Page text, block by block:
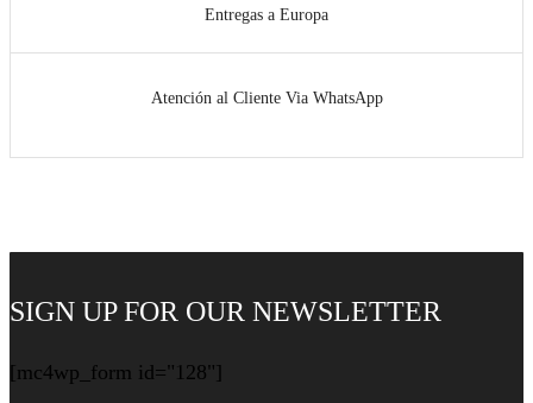
Entregas a Europa
Atención al Cliente Via WhatsApp
SIGN UP FOR OUR NEWSLETTER
[mc4wp_form id="128"]